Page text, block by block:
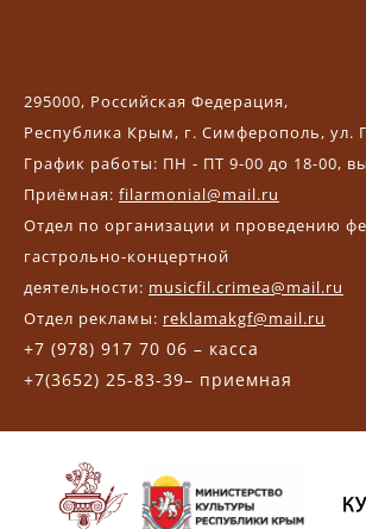
295000, Российская Федерация,
Республика Крым, г. Симферополь, ул.
График работы: ПН - ПТ 9-00 до 18-00,
Приёмная: filarmonial@mail.ru
Отдел по организации и проведению
гастрольно-концертной
деятельности: musicfil.crimea@mail.ru
Отдел рекламы: reklamakgf@mail.ru
+7 (978) 917 70 06 – касса
+7(3652) 25-83-39– приемная